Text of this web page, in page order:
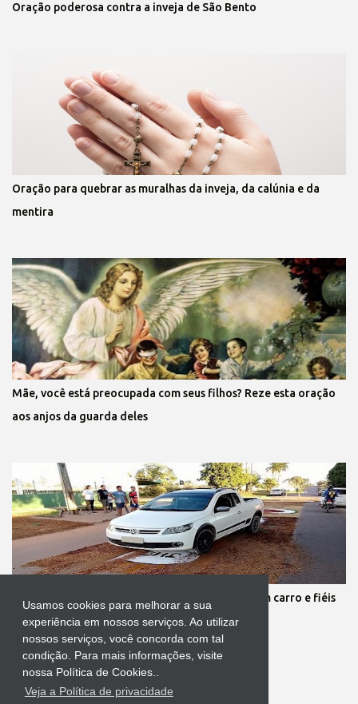
Usamos cookies para melhorar a sua
experiência em nossos serviços. Ao utilizar
nossos serviços, você concorda com tal
condição. Para mais informações, visite
nossa Política de Cookies..
Veja a Política de privacidade
Oração poderosa contra a inveja de São Bento
Oração para quebrar as muralhas da inveja, da calúnia e da
mentira
Mãe, você está preocupada com seus filhos? Reze esta oração
aos anjos da guarda deles
Protestante destrói tapete de Corpus Christi com carro e fiéis
se revoltam
Tecnologia do Blogger